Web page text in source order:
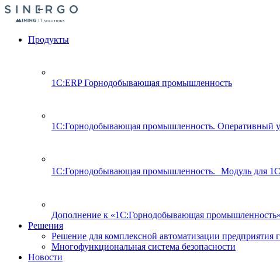
Продукты
1С:ERP Горнодобывающая промышленность
1С:Горнодобывающая промышленность. Оперативный
1С:Горнодобывающая промышленность. Модуль для
Дополнение к «1С:Горнодобывающая
Решения
Решение для комплексной автоматизации
Многофункциональная система безопасности
Новости